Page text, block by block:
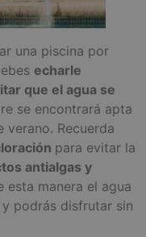
una piscina por
echarle
que el agua se
se encontrará apta
verano. Recuerda
para evitar la
antialgas y
esta manera el agua
podrás disfrutar sin